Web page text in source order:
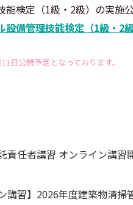
検定（1級・2級）の実施公
備管理技能検定（1級・2級
日公開予定となっております。
責任者講習 オンライン講習
講習】2026年度建築物清